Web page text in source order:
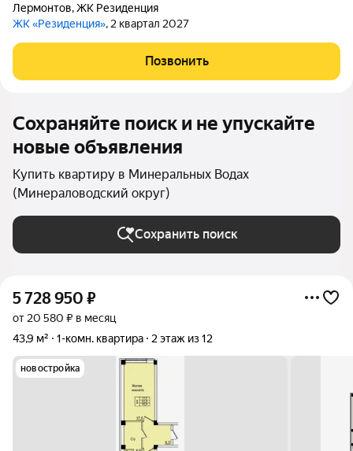
Лермонтов,ЖК Резиденция
ЖК «Резиденция», 2 квартал 2027
Позвонить
Сохраняйте поиск и не упускайте
новые объявления
Купить квартиру в Минеральных Водах
(Минераловодский округ)
Сохранить поиск
5 728 950 ₽
от 20 580 ₽ в месяц
43,9 м²
1-комн. квартира 2 этаж из 12
новостройка